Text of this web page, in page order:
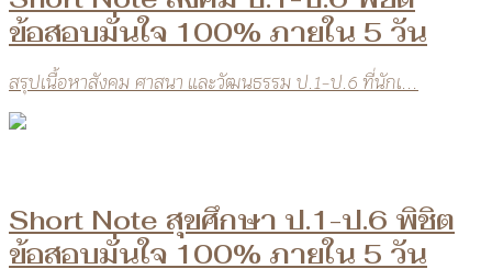
ข้อสอบมั่นใจ 100% ภายใน 5 วัน
สรุปเนื้อหาสังคม ศาสนา และวัฒนธรรม ป.1-ป.6 ที่นักเ...
Short Note สุขศึกษา ป.1-ป.6 พิชิต
ข้อสอบมั่นใจ 100% ภายใน 5 วัน